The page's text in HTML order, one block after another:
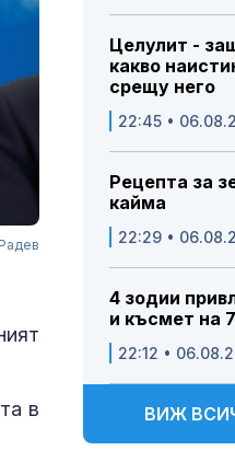
в
Целулит -
какво
срещу него
22:45 •
Рецепта за
кайма
22:29 •
4 зодии
и късмет на
22:12 •
ВИЖ